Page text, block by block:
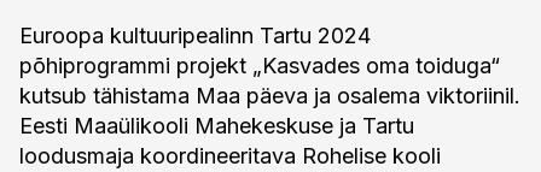
Euroopa kultuuripealinn Tartu 2024
põhiprogrammi projekt „Kasvades oma toiduga“
kutsub tähistama Maa päeva ja osalema viktoriinil.
Eesti Maaülikooli Mahekeskuse ja Tartu
loodusmaja koordineeritava Rohelise kooli